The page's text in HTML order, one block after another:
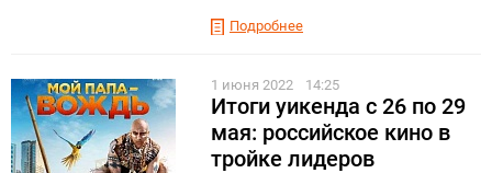
Подробнее
1 июня 2022 14:25
Итоги уикенда с 26 по 29
мая: российское кино в
тройке лидеров